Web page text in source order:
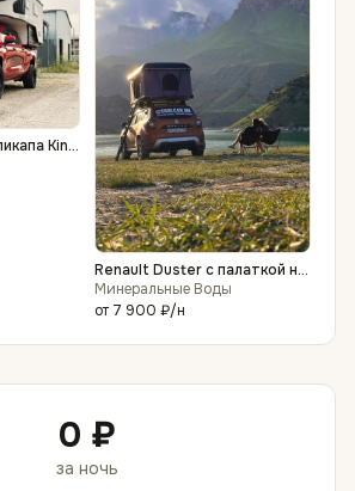
King
Renault Duster с палаткой на
крыше
Минеральные Воды
от 7 900 ₽/н
0 ₽
за ночь